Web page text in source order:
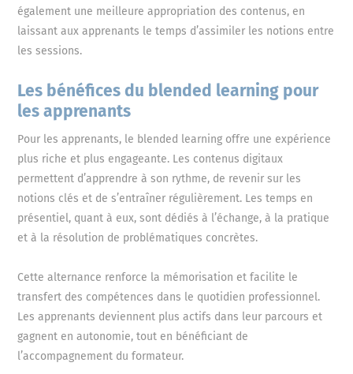
également une meilleure appropriation des contenus, en
laissant aux apprenants le temps d’assimiler les notions entre
les sessions.
Les bénéfices du blended learning pour
les apprenants
Pour les apprenants, le blended learning offre une expérience
plus riche et plus engageante. Les contenus digitaux
permettent d’apprendre à son rythme, de revenir sur les
notions clés et de s’entraîner régulièrement. Les temps en
présentiel, quant à eux, sont dédiés à l’échange, à la pratique
et à la résolution de problématiques concrètes.
Cette alternance renforce la mémorisation et facilite le
transfert des compétences dans le quotidien professionnel.
Les apprenants deviennent plus actifs dans leur parcours et
gagnent en autonomie, tout en bénéficiant de
l’accompagnement du formateur.